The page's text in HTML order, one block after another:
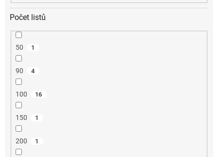
Počet listů
50 1
90 4
100 16
150 1
200 1